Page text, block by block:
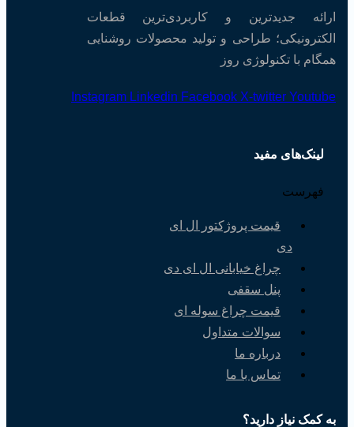
ارائه جدیدترین و کاربردی‌ترین قطعات
الکترونیکی؛ طراحی و تولید محصولات روشنایی
همگام با تکنولوژی روز
Instagram Linkedin Facebook X-twitter Youtube
لینک‌های مفید
فهرست
قیمت پروژکتور ال ای
دی
چراغ خیابانی ال ای دی
پنل سقفی
قیمت چراغ سوله ای
سوالات متداول
درباره ما
تماس با ما
به کمک نیاز دارید؟